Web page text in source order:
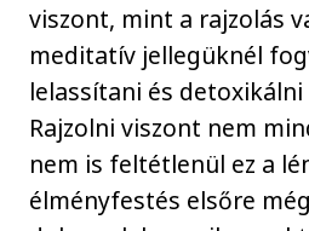
viszont, mint a rajzolás
meditatív jellegüknél
lelassítani és
Rajzolni viszont nem
nem is feltétlenül ez a
élményfestés elsőre